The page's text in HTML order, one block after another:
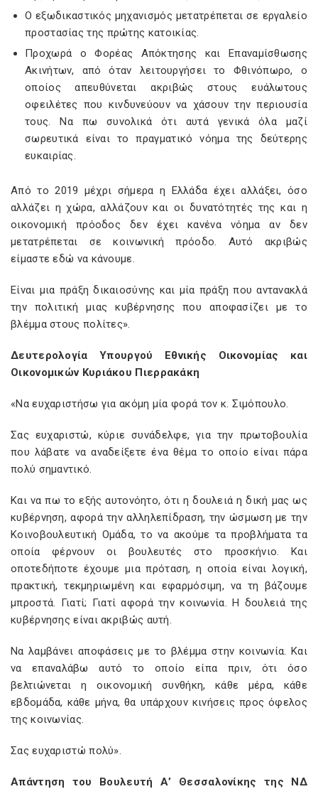
Ο εξωδικαστικός μηχανισμός μετατρέπεται σε εργαλείο
προστασίας της πρώτης κατοικίας.
Προχωρά ο Φορέας Απόκτησης και Επαναμίσθωσης
Ακινήτων, από όταν λειτουργήσει το Φθινόπωρο, ο
οποίος απευθύνεται ακριβώς στους ευάλωτους
οφειλέτες που κινδυνεύουν να χάσουν την περιουσία
τους. Να πω συνολικά ότι αυτά γενικά όλα μαζί
σωρευτικά είναι το πραγματικό νόημα της δεύτερης
ευκαιρίας.
Από το 2019 μέχρι σήμερα η Ελλάδα έχει αλλάξει, όσο
αλλάζει η χώρα, αλλάζουν και οι δυνατότητές της και η
οικονομική πρόοδος δεν έχει κανένα νόημα αν δεν
μετατρέπεται σε κοινωνική πρόοδο. Αυτό ακριβώς
είμαστε εδώ να κάνουμε.
Είναι μια πράξη δικαιοσύνης και μία πράξη που αντανακλά
την πολιτική μιας κυβέρνησης που αποφασίζει με το
βλέμμα στους πολίτες».
Δευτερολογία Υπουργού Εθνικής Οικονομίας και
Οικονομικών Κυριάκου Πιερρακάκη
«Να ευχαριστήσω για ακόμη μία φορά τον κ. Σιμόπουλο.
Σας ευχαριστώ, κύριε συνάδελφε, για την πρωτοβουλία
που λάβατε να αναδείξετε ένα θέμα το οποίο είναι πάρα
πολύ σημαντικό.
Και να πω το εξής αυτονόητο, ότι η δουλειά η δική μας ως
κυβέρνηση, αφορά την αλληλεπίδραση, την ώσμωση με την
Κοινοβουλευτική Ομάδα, το να ακούμε τα προβλήματα τα
οποία φέρνουν οι βουλευτές στο προσκήνιο. Και
οποτεδήποτε έχουμε μια πρόταση, η οποία είναι λογική,
πρακτική, τεκμηριωμένη και εφαρμόσιμη, να τη βάζουμε
μπροστά. Γιατί; Γιατί αφορά την κοινωνία. Η δουλειά της
κυβέρνησης είναι ακριβώς αυτή.
Να λαμβάνει αποφάσεις με το βλέμμα στην κοινωνία. Και
να επαναλάβω αυτό το οποίο είπα πριν, ότι όσο
βελτιώνεται η οικονομική συνθήκη, κάθε μέρα, κάθε
εβδομάδα, κάθε μήνα, θα υπάρχουν κινήσεις προς όφελος
της κοινωνίας.
Σας ευχαριστώ πολύ».
Απάντηση του Βουλευτή Α’ Θεσσαλονίκης της ΝΔ